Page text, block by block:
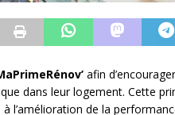
afin
dans leur logement. Cette
l’amélioration de la